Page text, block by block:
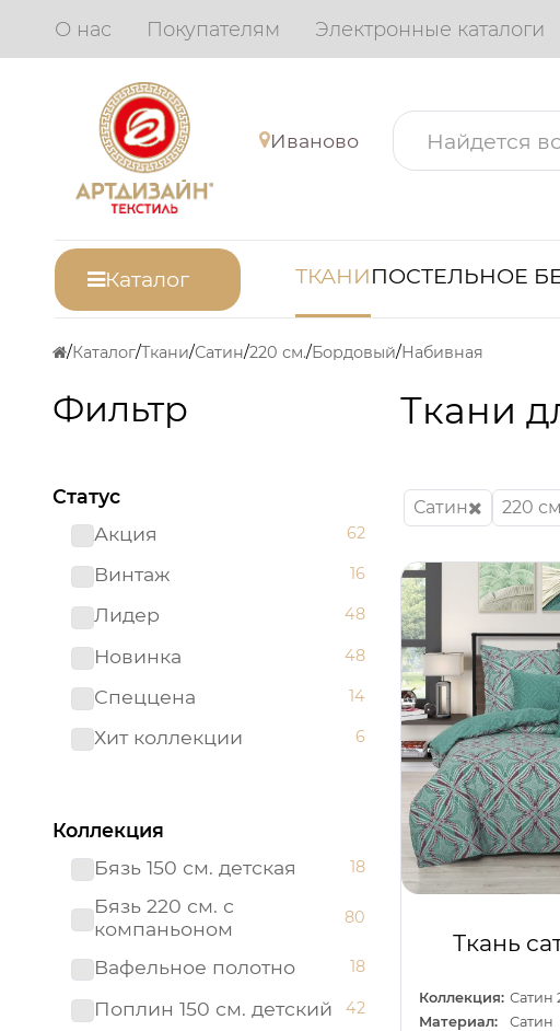
О нас Покупателям Электронные каталоги
Иваново
Каталог ТКАНИПОСТЕЛЬНОЕ
Каталог Ткани Сатин 220 см. Бордовый Набивная
Фильтр
Статус
Акция
62
Винтаж 16
Лидер 48
Новинка 48
Спеццена 14
Хит коллекции 6
Коллекция
Бязь 150 см. детская
18
Бязь 220 см. с
компаньоном
80
Вафельное полотно 18
Поплин 150 см. детский 42
Ткани
Сатин 220
Ткань
Коллекция: Сатин
Материал:
Сатин